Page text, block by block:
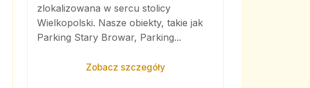
zlokalizowana w sercu stolicy
Wielkopolski. Nasze obiekty, takie jak
Parking Stary Browar, Parking...
Zobacz szczegóły